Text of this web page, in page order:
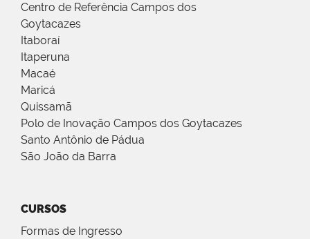
Centro de Referência Campos dos
Goytacazes
Itaboraí
Itaperuna
Macaé
Maricá
Quissamã
Polo de Inovação Campos dos Goytacazes
Santo Antônio de Pádua
São João da Barra
CURSOS
Formas de Ingresso